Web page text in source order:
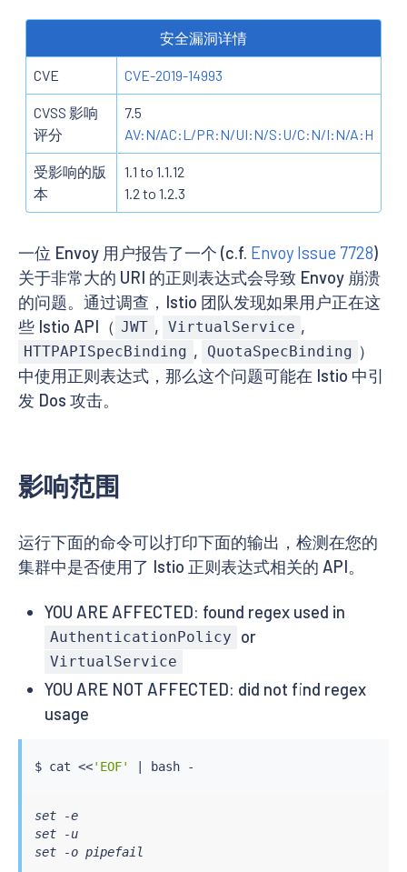
安全漏洞详情
CVE CVE-2019-14993
CVSS 影响
评分
7.5
AV:N/AC:L/PR:N/UI:N/S:U/C:N/I:N/A:H
受影响的版
本
1.1 to 1.1.12
1.2 to 1.2.3
一位 Envoy 用户报告了一个 (c.f. Envoy Issue 7728)
关于非常大的 URI 的正则表达式会导致 Envoy 崩溃
的问题。通过调查，Istio 团队发现如果用户正在这
些 Istio API（ JWT , VirtualService ,
HTTPAPISpecBinding , QuotaSpecBinding ）
中使用正则表达式，那么这个问题可能在 Istio 中引
发 Dos 攻击。
影响范围
运行下面的命令可以打印下面的输出，检测在您的
集群中是否使用了 Istio 正则表达式相关的 API。
YOU ARE AFFECTED: found regex used in
AuthenticationPolicy or
VirtualService
YOU ARE NOT AFFECTED: did not find regex
usage
$ cat <<'EOF' bash
set -e
set -u
set -o pipefail